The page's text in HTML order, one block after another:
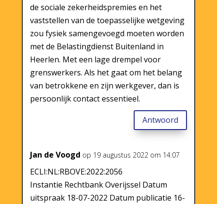
de sociale zekerheidspremies en het
vaststellen van de toepasselijke wetgeving
zou fysiek samengevoegd moeten worden
met de Belastingdienst Buitenland in
Heerlen. Met een lage drempel voor
grenswerkers. Als het gaat om het belang
van betrokkene en zijn werkgever, dan is
persoonlijk contact essentieel.
Antwoord
Jan de Voogd op 19 augustus 2022 om 14:07
ECLI:NL:RBOVE:2022:2056
Instantie Rechtbank Overijssel Datum
uitspraak 18-07-2022 Datum publicatie 16-